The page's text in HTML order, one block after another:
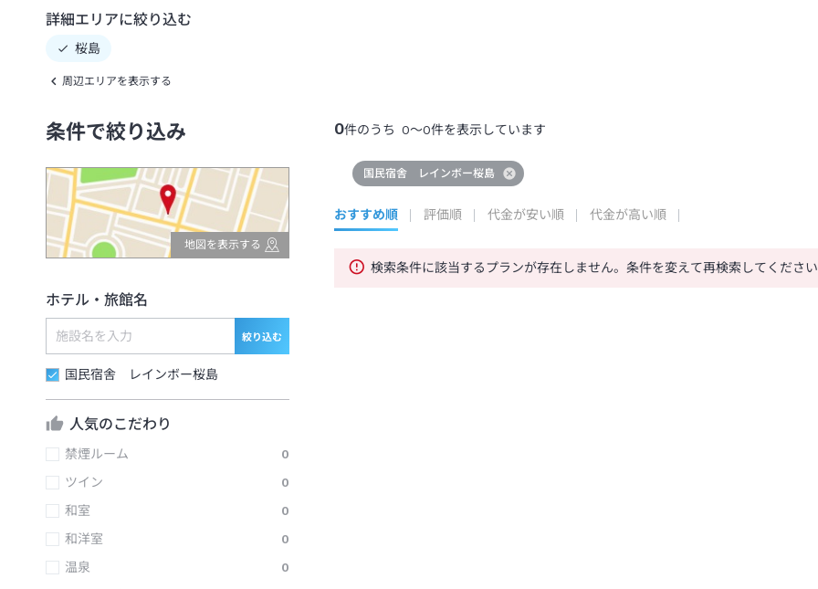
詳細エリアに絞り込む
桜島
周辺エリアを表示する
条件で絞り込み
地図を表示する
ホテル・旅館名
絞り込む
国民宿舎 レインボー桜島
人気のこだわり
禁煙ルーム
0
ツイン
0
和室
0
和洋室
0
温泉
0
0件のうち 0～0件を表示しています
国民宿舎 レインボー桜島
おすすめ順 評価順 代金が安い順 代金が高い順
検索条件に該当するプランが存在しません。条件を変えて再検索してくださ